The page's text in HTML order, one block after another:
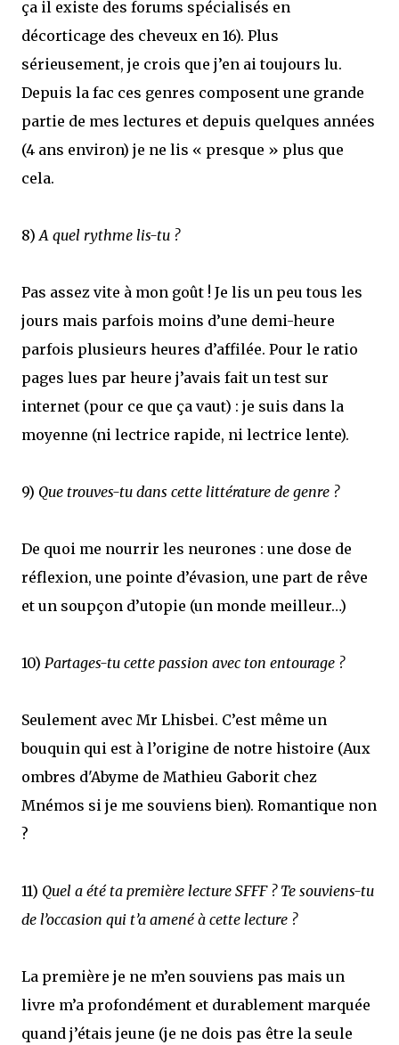
ça il existe des forums spécialisés en
décorticage des cheveux en 16). Plus
sérieusement, je crois que j’en ai toujours lu.
Depuis la fac ces genres composent une grande
partie de mes lectures et depuis quelques années
(4 ans environ) je ne lis « presque » plus que
cela.
8)A quel rythme lis-tu ?
Pas assez vite à mon goût ! Je lis un peu tous les
jours mais parfois moins d’une demi-heure
parfois plusieurs heures d’affilée. Pour le ratio
pages lues par heure j’avais fait un test sur
internet (pour ce que ça vaut) : je suis dans la
moyenne (ni lectrice rapide, ni lectrice lente).
9) Que trouves-tu dans cette littérature de genre ?
De quoi me nourrir les neurones : une dose de
réflexion, une pointe d’évasion, une part de rêve
et un soupçon d’utopie (un monde meilleur…)
10) Partages-tu cette passion avec ton entourage ?
Seulement avec Mr Lhisbei. C’est même un
bouquin qui est à l’origine de notre histoire (Aux
ombres d'Abyme de Mathieu Gaborit chez
Mnémos si je me souviens bien). Romantique non
?
11) Quel a été ta première lecture SFFF ? Te souviens-tu
de l’occasion qui t’a amené à cette lecture ?
La première je ne m’en souviens pas mais un
livre m’a profondément et durablement marquée
quand j’étais jeune (je ne dois pas être la seule